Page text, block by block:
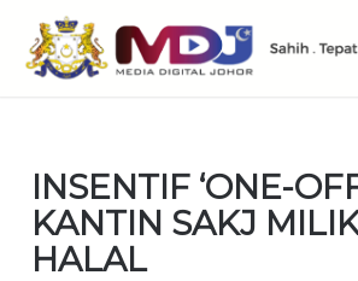
INSENTIF ‘ONE-
KANTIN SAKJ
HALAL